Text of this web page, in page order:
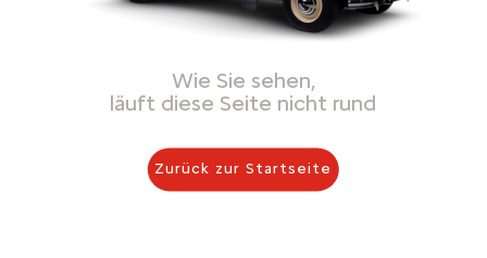
Wie Sie sehen,
läuft diese Seite nicht rund
Zurück zur Startseite